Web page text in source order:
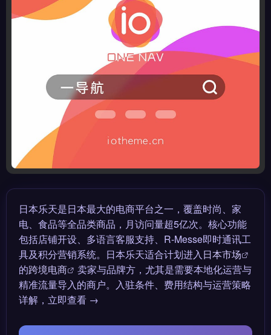
日本乐天是日本最大的电商平台之一，覆盖时尚、家
电、食品等全品类商品，月访问量超5亿次。核心功能
包括店铺开设、多语言客服支持、R-Messe即时通讯工
具及积分营销系统。日本乐天适合计划进入日本市场
的跨境电商
卖家与品牌方，尤其是需要本地化运营与
精准流量导入的商户。入驻条件、费用结构与运营策略
详解，立即查看 →